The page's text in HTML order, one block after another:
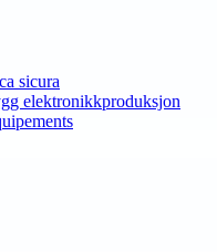
sicura
elektronikkproduksjon